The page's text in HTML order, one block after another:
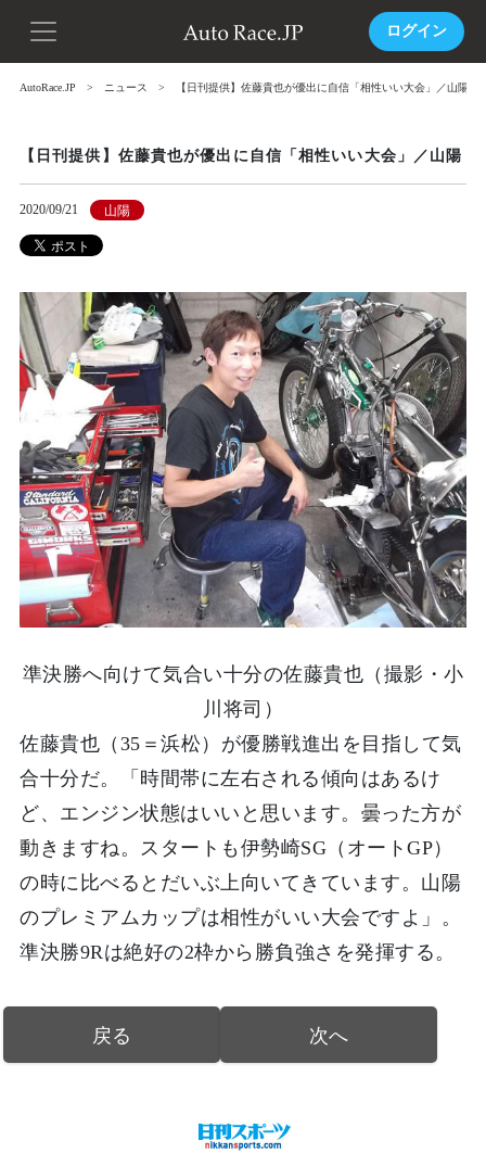
ログイン
AutoRace.JP ニュース 【日刊提供】佐藤貴也が優出に自信「相性いい大会」／山陽
【日刊提供】佐藤貴也が優出に自信「相性いい大会」／山陽
2020/09/21 山陽
準決勝へ向けて気合い十分の佐藤貴也（撮影・小
川将司）
佐藤貴也（35＝浜松）が優勝戦進出を目指して気
合十分だ。「時間帯に左右される傾向はあるけ
ど、エンジン状態はいいと思います。曇った方が
動きますね。スタートも伊勢崎SG（オートGP）
の時に比べるとだいぶ上向いてきています。山陽
のプレミアムカップは相性がいい大会ですよ」。
準決勝9Rは絶好の2枠から勝負強さを発揮する。
戻る 次へ